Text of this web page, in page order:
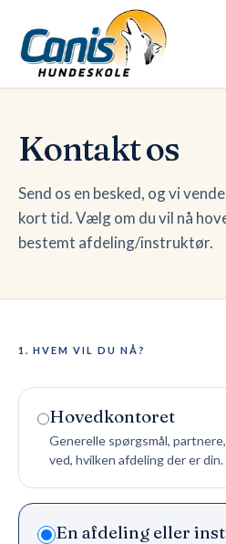
Spring til hovedindholdet
Kursus
Instruktører
🇩🇰DK
Kontakt os
Send os en besked, og vi
kort tid. Vælg om du vil nå
bestemt afdeling/instruktør.
1. HVEM VIL DU NÅ?
Hovedkontoret
Generelle spørgsmål,
ved, hvilken afdeling der er din.
En afdeling eller